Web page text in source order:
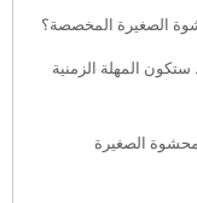
المهلة الزمنية
الصغيرة